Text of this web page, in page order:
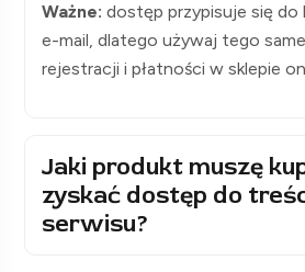
Ważne: dostęp przypisuje się do
e-mail, dlatego używaj tego
rejestracji i płatności w sklepie
Jaki produkt muszę
zyskać dostęp do
serwisu?